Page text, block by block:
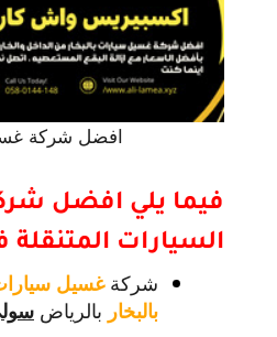
افضل شركة
فيما يلي افضل
السيارات
شركةغسيل
بالبخار بالرياض